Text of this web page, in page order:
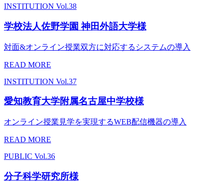
INSTITUTION Vol.38
学校法人佐野学園 神田外語大学様
対面&オンライン授業双方に対応するシステムの導入
READ MORE
INSTITUTION Vol.37
愛知教育大学附属名古屋中学校様
オンライン授業見学を実現するWEB配信機器の導入
READ MORE
PUBLIC Vol.36
分子科学研究所様